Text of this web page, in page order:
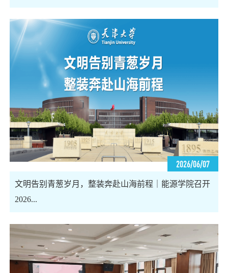
2026/06/07
文明告别青葱岁月，整装奔赴山海前程｜能源学院召开
2026...